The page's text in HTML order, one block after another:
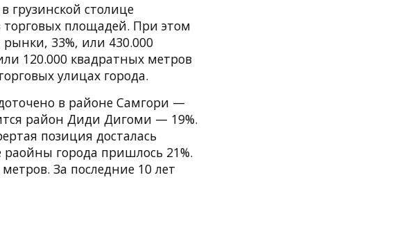
грузинской столице
торговых площадей. При этом
33%, или 430.000
120.000 квадратных метров
улицах города.
в районе Самгори —
район Диди Дигоми — 19%.
позиция досталась
раойны города пришлось 21%.
За последние 10 лет